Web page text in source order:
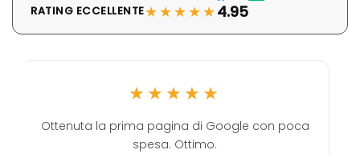
RATING ECCELLENTE★★★★★4.95
★★★★★
Ottenuta la prima pagina di Google con poca
spesa. Ottimo.